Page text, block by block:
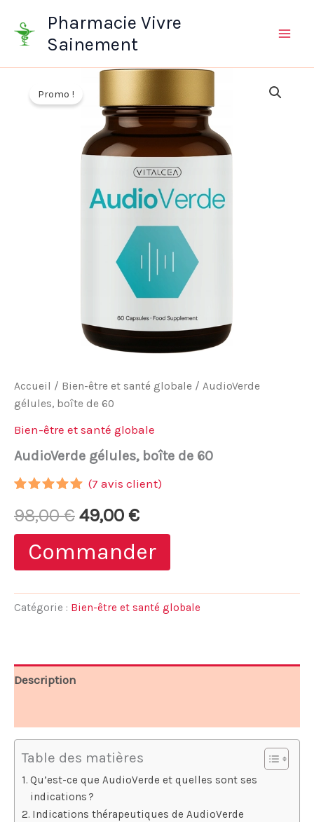
contenu
Pharmacie Vivre
Sainement
Promo !
Accueil / Bien-être et santé globale / AudioVerde
gélules, boîte de 60
Bien-être et santé globale
AudioVerde gélules, boîte de 60
sur 5
basé sur
notations
client
(7 avis client)
98,00€ Le
prix
initial
était :
49,00 €Le
prix
actuel
est :
Commander
Catégorie : Bien-être et santé globale
Description
Table des matières
Qu’est-ce que AudioVerde et quelles sont ses
indications ?
Indications thérapeutiques de AudioVerde